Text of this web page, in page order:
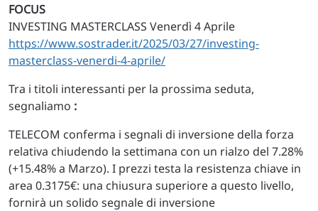
FOCUS
INVESTING MASTERCLASS Venerdì 4 Aprile
https://www.sostrader.it/2025/03/27/investing-
masterclass-venerdi-4-aprile/
Tra i titoli interessanti per la prossima seduta,
segnaliamo :
TELECOM conferma i segnali di inversione della forza
relativa chiudendo la settimana con un rialzo del 7.28%
(+15.48% a Marzo). I prezzi testa la resistenza chiave in
area 0.3175€: una chiusura superiore a questo livello,
fornirà un solido segnale di inversione